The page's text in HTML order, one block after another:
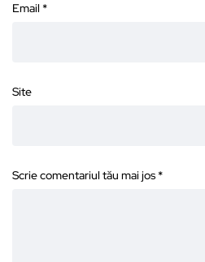
Email *
Site
Scrie comentariul tău mai jos *